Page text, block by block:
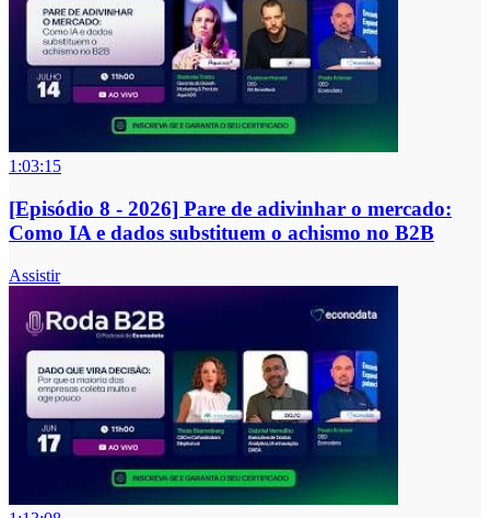
1:03:15
[Episódio 8 - 2026] Pare de adivinhar o mercado:
Como IA e dados substituem o achismo no B2B
Assistir